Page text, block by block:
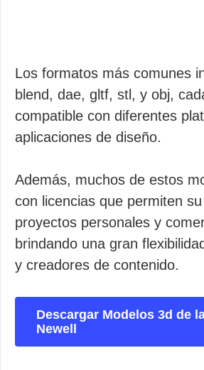
Los formatos más comunes
blend, dae, gltf, stl, y obj,
compatible con diferentes
aplicaciones de diseño.
Además, muchos de estos
con licencias que permiten
proyectos personales y
brindando una gran
y creadores de contenido.
Descargar Modelos 3d de
Newell